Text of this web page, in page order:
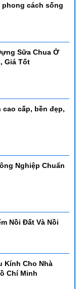
cách sống
Sữa Chua Ở
Giá Tốt
cao cấp, bền đẹp,
Nghiệp Chuẩn
Nồi Đất Và Nồi
Kính Cho Nhà
Chí Minh